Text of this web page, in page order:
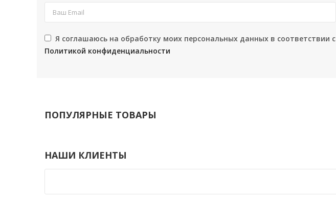
Я соглашаюсь на обработку моих персональных данных в соответствии с
Политикой конфиденциальности
ПОПУЛЯРНЫЕ ТОВАРЫ
НАШИ КЛИЕНТЫ